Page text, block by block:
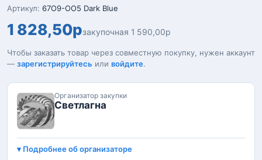
Артикул: 67О9-ОО5 Dark Blue
1 828,50рзакупочная 1 590,00р
Чтобы заказать товар через совместную покупку, нужен аккаунт
— зарегистрируйтесь или войдите.
Организатор закупки
Светлагна
Подробнее об организаторе